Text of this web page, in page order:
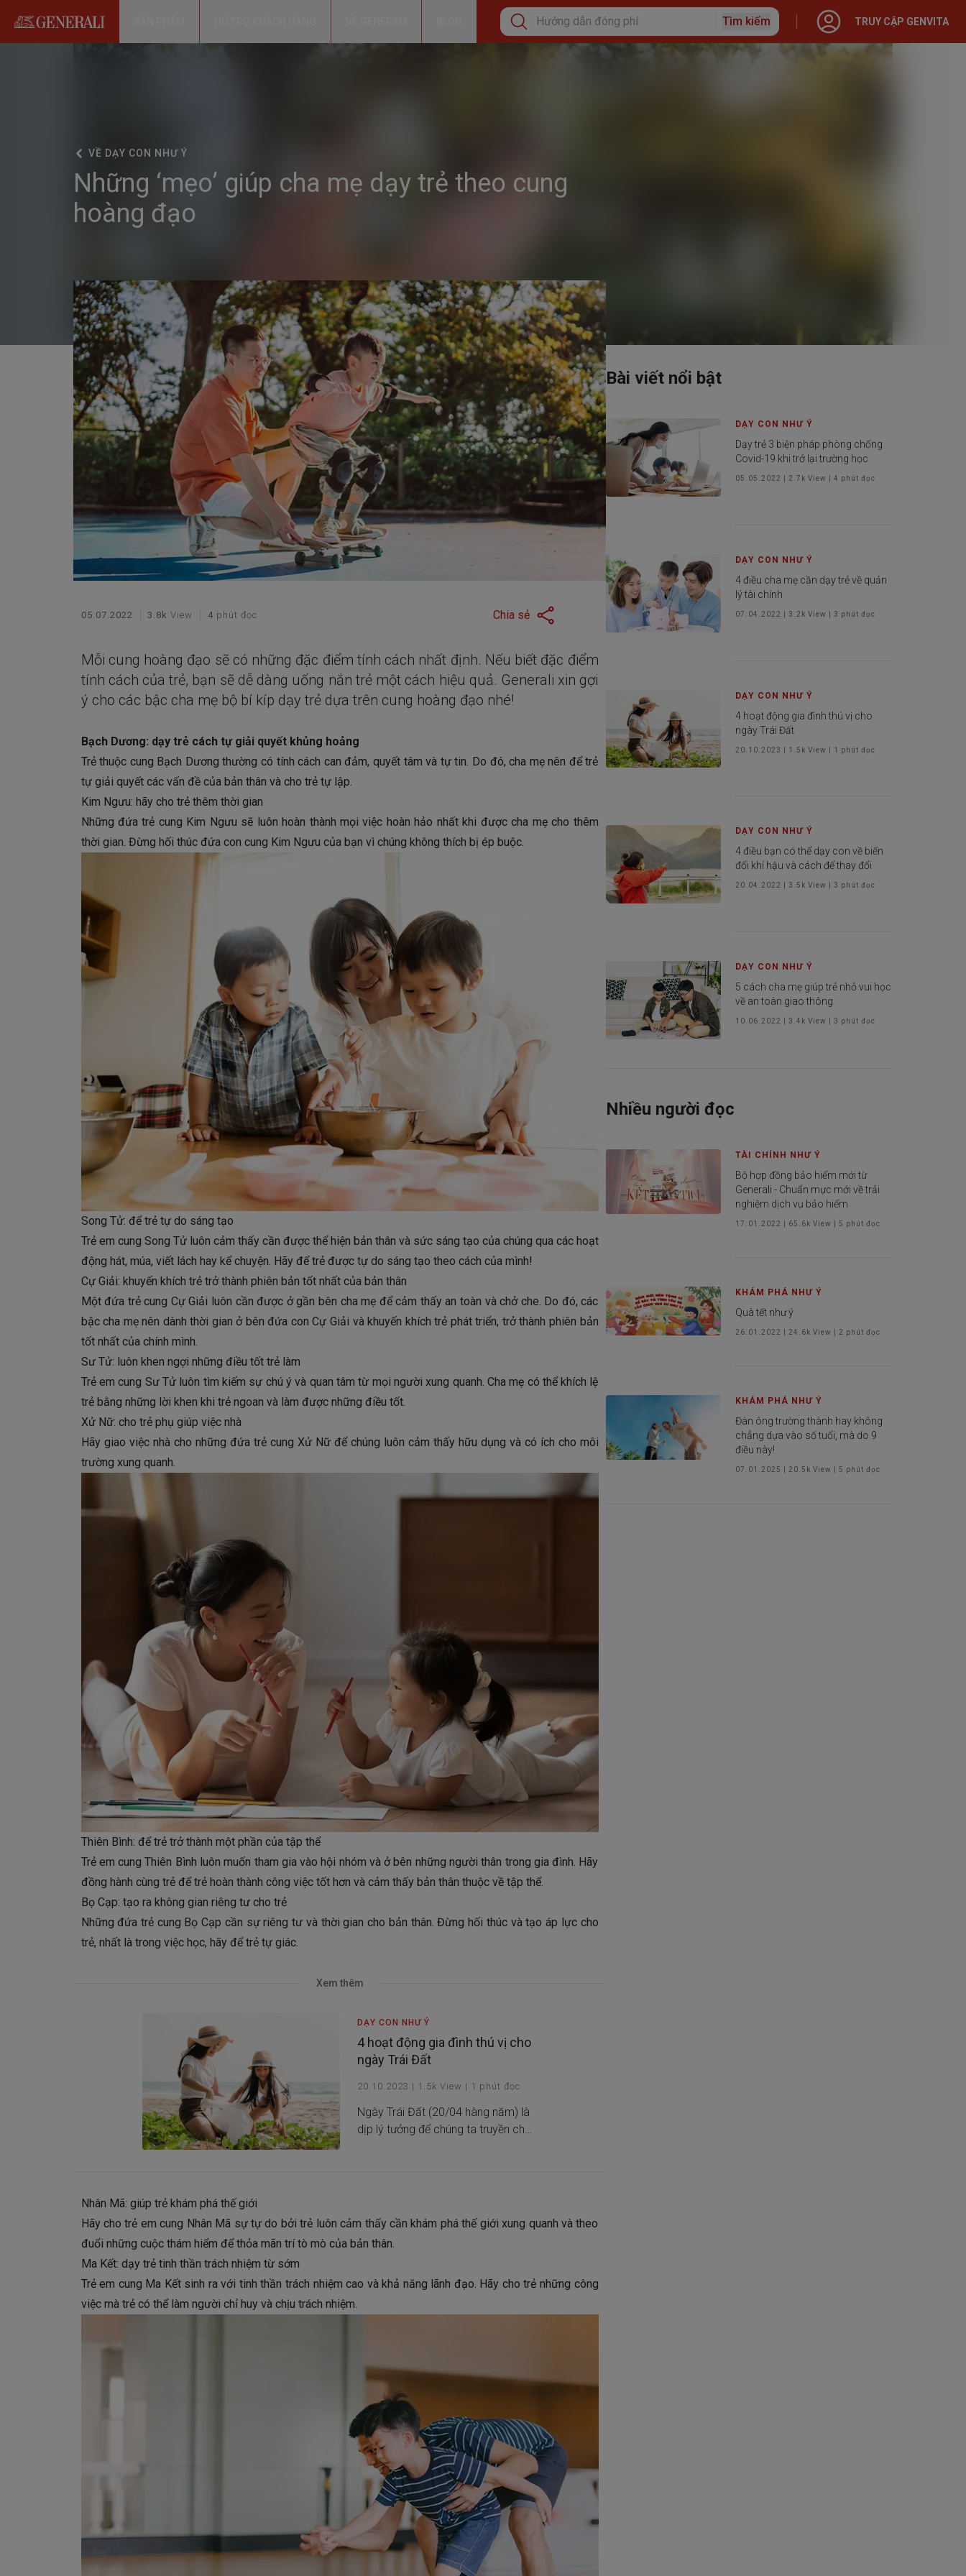
Tìm kiếm
Tìm kiếm xu hướng
Đầu tư tăng trưởng dài hạn
Có thể bạn quan tâm
Dịch vụ hợp đồng
Chương trình chăm sóc khách hàng
TRUY CẬP GENVITA
VỀ DẠY CON NHƯ Ý
Những ‘mẹo’ giúp cha mẹ dạy trẻ theo cung
hoàng đạo
05.07.2022 3.8k View 4 phút đọc Chia sẻ
Mỗi cung hoàng đạo sẽ có những đặc điểm tính cách nhất định. Nếu biết đặc điểm
tính cách của trẻ, bạn sẽ dễ dàng uống nắn trẻ một cách hiệu quả. Generali xin gợi
ý cho các bậc cha mẹ bộ bí kíp dạy trẻ dựa trên cung hoàng đạo nhé!
Bạch Dương: dạy trẻ cách tự giải quyết khủng hoảng
Trẻ thuộc cung Bạch Dương thường có tính cách can đảm, quyết tâm và tự tin. Do đó, cha mẹ nên để trẻ
tự giải quyết các vấn đề của bản thân và cho trẻ tự lập.
Kim Ngưu: hãy cho trẻ thêm thời gian
Những đứa trẻ cung Kim Ngưu sẽ luôn hoàn thành mọi việc hoàn hảo nhất khi được cha mẹ cho thêm
thời gian. Đừng hối thúc đứa con cung Kim Ngưu của bạn vì chúng không thích bị ép buộc.
Song Tử: để trẻ tự do sáng tạo
Trẻ em cung Song Tử luôn cảm thấy cần được thể hiện bản thân và sức sáng tạo của chúng qua các hoạt
động hát, múa, viết lách hay kể chuyện. Hãy để trẻ được tự do sáng tạo theo cách của mình!
Cự Giải: khuyến khích trẻ trở thành phiên bản tốt nhất của bản thân
Một đứa trẻ cung Cự Giải luôn cần được ở gần bên cha mẹ để cảm thấy an toàn và chở che. Do đó, các
bậc cha mẹ nên dành thời gian ở bên đứa con Cự Giải và khuyến khích trẻ phát triển, trở thành phiên bản
tốt nhất của chính mình.
Sư Tử: luôn khen ngợi những điều tốt trẻ làm
Trẻ em cung Sư Tử luôn tìm kiếm sự chú ý và quan tâm từ mọi người xung quanh. Cha mẹ có thể khích lệ
trẻ bằng những lời khen khi trẻ ngoan và làm được những điều tốt.
Xử Nữ: cho trẻ phụ giúp việc nhà
Hãy giao việc nhà cho những đứa trẻ cung Xử Nữ để chúng luôn cảm thấy hữu dụng và có ích cho môi
trường xung quanh.
Thiên Bình: để trẻ trở thành một phần của tập thể
Trẻ em cung Thiên Bình luôn muốn tham gia vào hội nhóm và ở bên những người thân trong gia đình. Hãy
đồng hành cùng trẻ để trẻ hoàn thành công việc tốt hơn và cảm thấy bản thân thuộc về tập thể.
Bọ Cạp: tạo ra không gian riêng tư cho trẻ
Những đứa trẻ cung Bọ Cạp cần sự riêng tư và thời gian cho bản thân. Đừng hối thúc và tạo áp lực cho
trẻ, nhất là trong việc học, hãy để trẻ tự giác.
Xem thêm
DẠY CON NHƯ Ý
4 hoạt động gia đình thú vị cho
ngày Trái Đất
20.10.2023 | 1.5k View | 1 phút đọc
Ngày Trái Đất (20/04 hàng năm) là
dịp lý tưởng để chúng ta truyền cho
trong bài viết này nhé!
Nhân Mã: giúp trẻ khám phá thế giới
Hãy cho trẻ em cung Nhân Mã sự tự do bởi trẻ luôn cảm thấy cần khám phá thế giới xung quanh và theo
đuổi những cuộc thám hiểm để thỏa mãn trí tò mò của bản thân.
Ma Kết: dạy trẻ tinh thần trách nhiệm từ sớm
Trẻ em cung Ma Kết sinh ra với tinh thần trách nhiệm cao và khả năng lãnh đạo. Hãy cho trẻ những công
việc mà trẻ có thể làm người chỉ huy và chịu trách nhiệm.
Bài viết nổi bật
DẠY CON NHƯ Ý
Dạy trẻ 3 biện pháp phòng chống
Covid-19 khi trở lại trường học
05.05.2022 2.7k View | 4 phút đọc
DẠY CON NHƯ Ý
4 điều cha mẹ cần dạy trẻ về quản
lý tài chính
07.04.2022 3.2k View | 3 phút đọc
DẠY CON NHƯ Ý
4 hoạt động gia đình thú vị cho
ngày Trái Đất
20.10.2023 1.5k View | 1 phút đọc
DẠY CON NHƯ Ý
4 điều bạn có thể dạy con về biến
đổi khí hậu và cách để thay đổi
20.04.2022 3.5k View | 3 phút đọc
DẠY CON NHƯ Ý
5 cách cha mẹ giúp trẻ nhỏ vui học
về an toàn giao thông
10.06.2022 3.4k View | 3 phút đọc
Nhiều người đọc
TÀI CHÍNH NHƯ Ý
Bộ hợp đồng bảo hiểm mới từ
Generali - Chuẩn mực mới về trải
nghiệm dịch vụ bảo hiểm
17.01.2022 65.6k View | 5 phút đọc
KHÁM PHÁ NHƯ Ý
Quà tết như ý
26.01.2022 24.6k View | 2 phút đọc
KHÁM PHÁ NHƯ Ý
Đàn ông trường thành hay không
chẳng dựa vào số tuổi, mà do 9
điều này!
07.01.2025 20.5k View | 5 phút đọc